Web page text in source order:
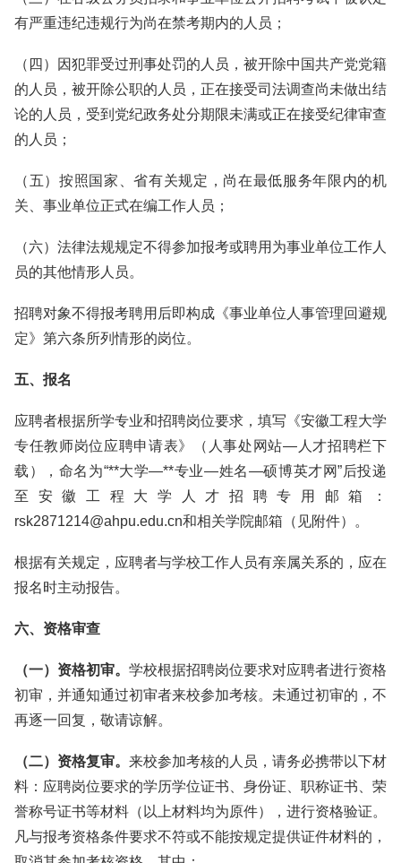
有严重违纪违规行为尚在禁考期内的人员；
（四）因犯罪受过刑事处罚的人员，被开除中国共产党党籍
的人员，被开除公职的人员，正在接受司法调查尚未做出结
论的人员，受到党纪政务处分期限未满或正在接受纪律审查
的人员；
（五）按照国家、省有关规定，尚在最低服务年限内的机
关、事业单位正式在编工作人员；
（六）法律法规规定不得参加报考或聘用为事业单位工作人
员的其他情形人员。
招聘对象不得报考聘用后即构成《事业单位人事管理回避规
定》第六条所列情形的岗位。
五、报名
应聘者根据所学专业和招聘岗位要求，填写《安徽工程大学
专任教师岗位应聘申请表》（人事处网站—人才招聘栏下
载），命名为“**大学—**专业—姓名—硕博英才网”后投递
至安徽工程大学人才招聘专用邮箱：
rsk2871214@ahpu.edu.cn和相关学院邮箱（见附件）。
根据有关规定，应聘者与学校工作人员有亲属关系的，应在
报名时主动报告。
六、资格审查
（一）资格初审。 学校根据招聘岗位要求对应聘者进行资格
初审，并通知通过初审者来校参加考核。未通过初审的，不
再逐一回复，敬请谅解。
（二）资格复审。 来校参加考核的人员，请务必携带以下材
料：应聘岗位要求的学历学位证书、身份证、职称证书、荣
誉称号证书等材料（以上材料均为原件），进行资格验证。
凡与报考资格条件要求不符或不能按规定提供证件材料的，